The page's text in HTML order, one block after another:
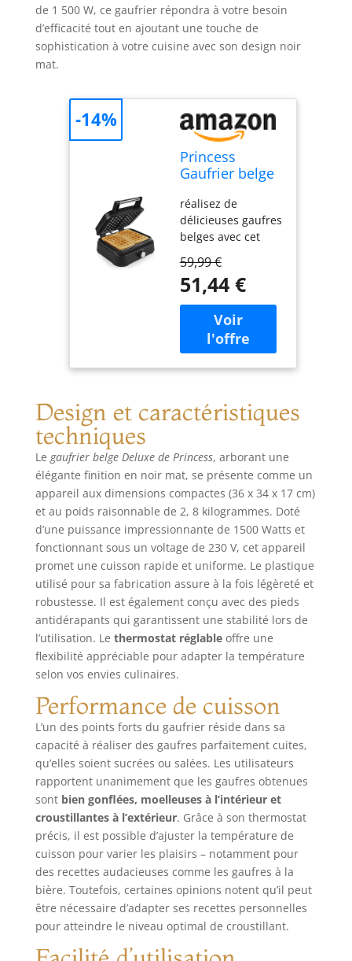
de 1 500 W, ce gaufrier répondra à votre besoin
d’efficacité tout en ajoutant une touche de
sophistication à votre cuisine avec son design noir
mat.
Princess
Gaufrier belge
mat - 2 gaufres
- 1 500 W
réalisez de
délicieuses gaufres
belges avec cet
princess deluxe à
l'habillage noir
mat. choisissez la
température de
cuisson grâce à
son thermostat
réglable (
pour obtenir des
gaufres
croustillantes,
selon vos
préférences. sa
surface de cuisson
de 26 x 22 cm vous
permet de réaliser
deux gaufres par
session. grâce à sa
puissance (1 500
w), votre appareil à
gaufres chauffe
rapidement. ses
plaques, au
revêtement anti-
faciles à nettoyer
avec un chiffon
humide. utilisez-le
sans risque : il
répond aux
nouvelles normes
de sécurité
européennes, est
équipé de pieds
anti-dérapants et
d'un voyant vous
indiquant qu'il est
en marche. de
plus, ses poignées
"cool touch" ne
chauffent pas.
59,99 €
51,44 €
-14%
Design et caractéristiques
techniques
Le gaufrier belge Deluxe de Princess, arborant une
élégante finition en noir mat, se présente comme un
appareil aux dimensions compactes (36 x 34 x 17 cm)
et au poids raisonnable de 2, 8 kilogrammes. Doté
d’une puissance impressionnante de 1500 Watts et
fonctionnant sous un voltage de 230 V, cet appareil
promet une cuisson rapide et uniforme. Le plastique
utilisé pour sa fabrication assure à la fois légèreté et
robustesse. Il est également conçu avec des pieds
antidérapants qui garantissent une stabilité lors de
l’utilisation. Le thermostat réglableoffre une
flexibilité appréciable pour adapter la température
selon vos envies culinaires.
Performance de cuisson
L’un des points forts du gaufrier réside dans sa
capacité à réaliser des gaufres parfaitement cuites,
qu’elles soient sucrées ou salées. Les utilisateurs
rapportent unanimement que les gaufres obtenues
sont bien gonflées, moelleuses à l’intérieur et
croustillantes à l’extérieur. Grâce à son thermostat
précis, il est possible d’ajuster la température de
cuisson pour varier les plaisirs – notamment pour
des recettes audacieuses comme les gaufres à la
bière. Toutefois, certaines opinions notent qu’il peut
être nécessaire d’adapter ses recettes personnelles
pour atteindre le niveau optimal de croustillant.